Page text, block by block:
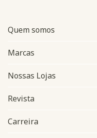
Quem somos
Marcas
Nossas Lojas
Revista
Carreira